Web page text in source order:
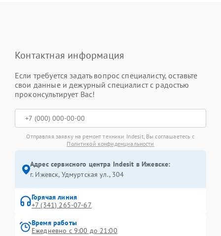
Контактная информация
Если требуется задать вопрос специалисту, оставьте
свои данные и дежурный специалист с радостью
проконсультирует Вас!
Отправляя заявку на ремонт техники Indesit, Вы соглашаетесь с
Политикой конфиденциальности
Адрес сервисного центра Indesit в Ижевске:
г. Ижевск, Удмуртская ул., 304
Горячая линия
+7 (341) 265-07-67
Время работы
Ежедневно с 9:00 до 21:00